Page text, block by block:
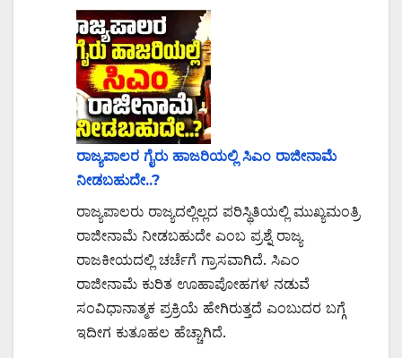
ರಾಜ್ಯಪಾಲರ ಗೈರು ಹಾಜರಿಯಲ್ಲಿ ಸಿಎಂ ರಾಜೀನಾಮೆ
ನೀಡಬಹುದೇ..?
ರಾಜ್ಯಪಾಲರು ರಾಜ್ಯದಲ್ಲಿಲ್ಲದ ಪರಿಸ್ಥಿತಿಯಲ್ಲಿ ಮುಖ್ಯಮಂತ್ರಿ
ರಾಜೀನಾಮೆ ನೀಡಬಹುದೇ ಎಂಬ ಪ್ರಶ್ನೆ ರಾಜ್ಯ
ರಾಜಕೀಯದಲ್ಲಿ ಚರ್ಚೆಗೆ ಗ್ರಾಸವಾಗಿದೆ. ಸಿಎಂ
ರಾಜೀನಾಮೆ ಕುರಿತ ಊಹಾಪೋಹಗಳ ನಡುವೆ
ಸಂವಿಧಾನಾತ್ಮಕ ಪ್ರಕ್ರಿಯೆ ಹೇಗಿರುತ್ತದೆ ಎಂಬುದರ ಬಗ್ಗೆ
ಇದೀಗ ಕುತೂಹಲ ಹೆಚ್ಚಾಗಿದೆ.